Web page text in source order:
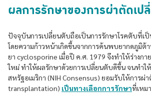
ผลการรักษาของการผ่าตัดเป
ปัจจุบันการเปลี่ยนตับถือเป็นการรักษาโรคตับที่เป็
โดยความก้าวหน้าเกิดขึ้นจากการค้นพบยากดภูมิต้
ยา cyclosporine เมื่อปี ค.ศ. 1979 จึงทำให้ร่างก
ใหม่ ทำให้ผลรักษาด้วยการเปลี่ยนตับดีขึ้น จนทำใ
สหรัฐอเมริกา (NIH Consensus) ยอมรับให้การผ่
transplantation) เป็นทางเลือกการรักษาที่เหม